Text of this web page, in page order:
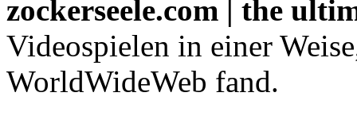
zockerseele.com | the
Videospielen in einer
WorldWideWeb fand.